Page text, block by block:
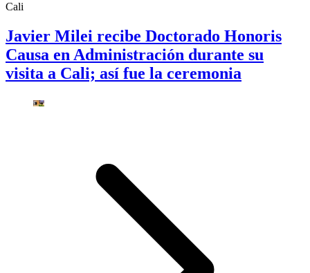
Cali
Javier Milei recibe Doctorado Honoris
Causa en Administración durante su
visita a Cali; así fue la ceremonia